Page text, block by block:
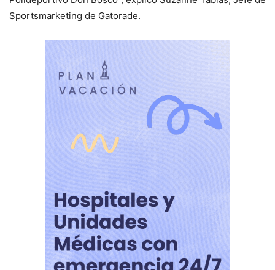
Sportsmarketing de Gatorade.